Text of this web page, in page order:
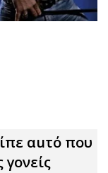
αuτό που
γονείς